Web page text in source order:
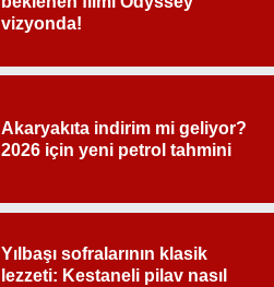
vizyonda!
Akaryakıta indirim mi geliyor?
2026 için yeni petrol tahmini
Yılbaşı sofralarının klasik
lezzeti: Kestaneli pilav nasıl